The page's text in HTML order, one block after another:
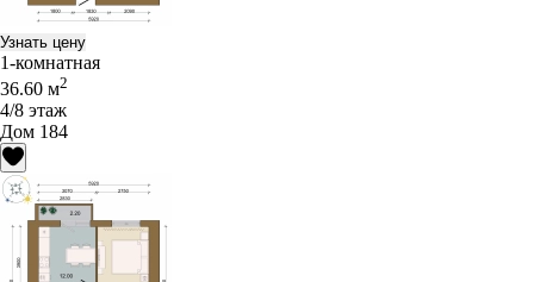
Узнать цену
1-комнатная
36.60 м2
4/8 этаж
Дом 184